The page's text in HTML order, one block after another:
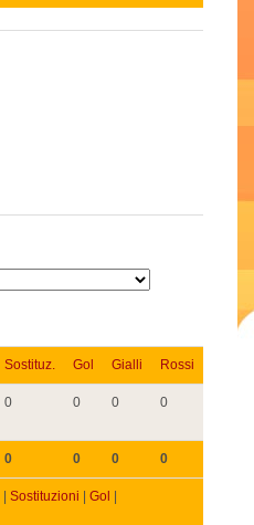
Sostituz. Gol Gialli Rossi
0 0 0 0
0 0 0 0
Sostituzioni Gol